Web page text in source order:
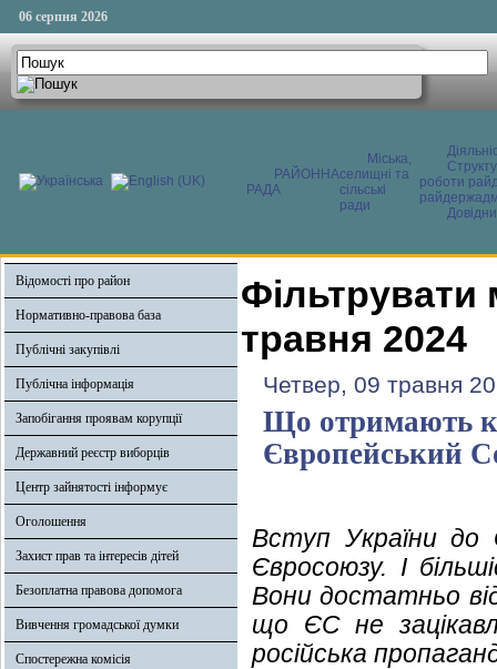
06 серпня 2026
РАЙОННА
РАДА
Міська,
селищні та
сільські
ради
роботи
Відомості про район
Нормативно-правова база
Публічні закупівлі
Публічна інформація
Запобігання проявам корупції
Державний реєстр виборців
Центр зайнятості інформує
Оголошення
Захист прав та інтересів дітей
Безоплатна правова допомога
Вивчення громадської думки
Спостережна комісія
Фільтрувати
травня 2024
Четвер, 09 травня
Що отримають
Європейський
Вступ України до
Євросоюзу. І
Вони достатньо
що ЄС не
російська